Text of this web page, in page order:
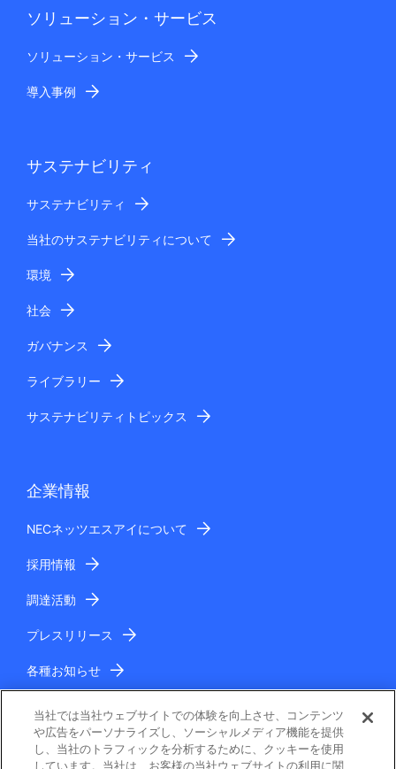
ソリューション・サービス
ソリューション・サービス
導入事例
サステナビリティ
サステナビリティ
当社のサステナビリティについて
環境
社会
ガバナンス
ライブラリー
サステナビリティトピックス
企業情報
NECネッツエスアイについて
採用情報
調達活動
プレスリリース
各種お知らせ
当社では当社ウェブサイトでの体験を向上させ、コンテンツ
や広告をパーソナライズし、ソーシャルメディア機能を提供
し、当社のトラフィックを分析するために、クッキーを使用
しています。当社は、お客様の当社ウェブサイトの利用に関